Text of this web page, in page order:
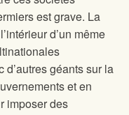
est grave. La
d’un même
géants sur la
et en
imposer des